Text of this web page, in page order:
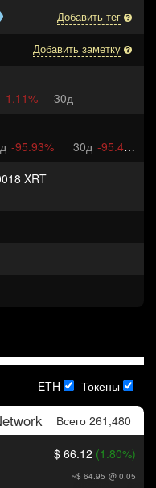
Добавить тег
Добавить заметку
-1.11% 30д --
-95.93% 30д -95.42%
XRT
ETH Токены
Всего 261,480
$ 66.12 (1.80%)
~$ 64.95 @ 0.05